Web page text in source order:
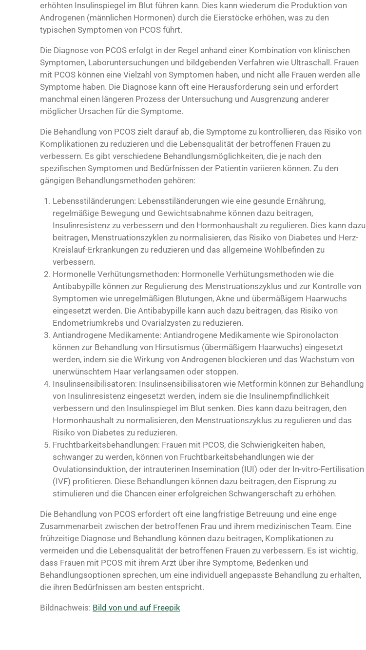
erhöhten Insulinspiegel im Blut führen kann. Dies kann wiederum die Produktion von
Androgenen (männlichen Hormonen) durch die Eierstöcke erhöhen, was zu den
typischen Symptomen von PCOS führt.
Die Diagnose von PCOS erfolgt in der Regel anhand einer Kombination von klinischen
Symptomen, Laboruntersuchungen und bildgebenden Verfahren wie Ultraschall. Frauen
mit PCOS können eine Vielzahl von Symptomen haben, und nicht alle Frauen werden alle
Symptome haben. Die Diagnose kann oft eine Herausforderung sein und erfordert
manchmal einen längeren Prozess der Untersuchung und Ausgrenzung anderer
möglicher Ursachen für die Symptome.
Die Behandlung von PCOS zielt darauf ab, die Symptome zu kontrollieren, das Risiko von
Komplikationen zu reduzieren und die Lebensqualität der betroffenen Frauen zu
verbessern. Es gibt verschiedene Behandlungsmöglichkeiten, die je nach den
spezifischen Symptomen und Bedürfnissen der Patientin variieren können. Zu den
gängigen Behandlungsmethoden gehören:
Lebensstiländerungen: Lebensstiländerungen wie eine gesunde Ernährung,
regelmäßige Bewegung und Gewichtsabnahme können dazu beitragen,
Insulinresistenz zu verbessern und den Hormonhaushalt zu regulieren. Dies kann dazu
beitragen, Menstruationszyklen zu normalisieren, das Risiko von Diabetes und Herz-
Kreislauf-Erkrankungen zu reduzieren und das allgemeine Wohlbefinden zu
verbessern.
Hormonelle Verhütungsmethoden: Hormonelle Verhütungsmethoden wie die
Antibabypille können zur Regulierung des Menstruationszyklus und zur Kontrolle von
Symptomen wie unregelmäßigen Blutungen, Akne und übermäßigem Haarwuchs
eingesetzt werden. Die Antibabypille kann auch dazu beitragen, das Risiko von
Endometriumkrebs und Ovarialzysten zu reduzieren.
Antiandrogene Medikamente: Antiandrogene Medikamente wie Spironolacton
können zur Behandlung von Hirsutismus (übermäßigem Haarwuchs) eingesetzt
werden, indem sie die Wirkung von Androgenen blockieren und das Wachstum von
unerwünschtem Haar verlangsamen oder stoppen.
Insulinsensibilisatoren: Insulinsensibilisatoren wie Metformin können zur Behandlung
von Insulinresistenz eingesetzt werden, indem sie die Insulinempfindlichkeit
verbessern und den Insulinspiegel im Blut senken. Dies kann dazu beitragen, den
Hormonhaushalt zu normalisieren, den Menstruationszyklus zu regulieren und das
Risiko von Diabetes zu reduzieren.
Fruchtbarkeitsbehandlungen: Frauen mit PCOS, die Schwierigkeiten haben,
schwanger zu werden, können von Fruchtbarkeitsbehandlungen wie der
Ovulationsinduktion, der intrauterinen Insemination (IUI) oder der In-vitro-Fertilisation
(IVF) profitieren. Diese Behandlungen können dazu beitragen, den Eisprung zu
stimulieren und die Chancen einer erfolgreichen Schwangerschaft zu erhöhen.
Die Behandlung von PCOS erfordert oft eine langfristige Betreuung und eine enge
Zusammenarbeit zwischen der betroffenen Frau und ihrem medizinischen Team. Eine
frühzeitige Diagnose und Behandlung können dazu beitragen, Komplikationen zu
vermeiden und die Lebensqualität der betroffenen Frauen zu verbessern. Es ist wichtig,
dass Frauen mit PCOS mit ihrem Arzt über ihre Symptome, Bedenken und
Behandlungsoptionen sprechen, um eine individuell angepasste Behandlung zu erhalten,
die ihren Bedürfnissen am besten entspricht.
Bildnachweis: Bild von und auf Freepik